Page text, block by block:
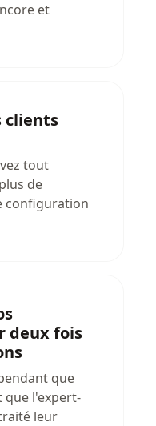
et
clients
tout
de
configuration
deux fois
que
que l'expert-
leur